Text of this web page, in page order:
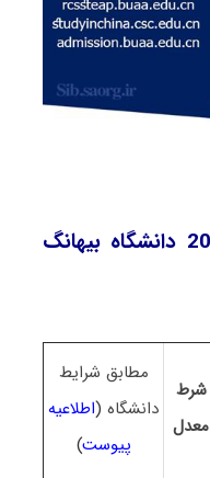
شرایط متقاضیان بورس 2025 دانشگاه بیهانگ
شرط
معدل
مطابق شرایط
دانشگاه (اطلاعیه
پیوست)